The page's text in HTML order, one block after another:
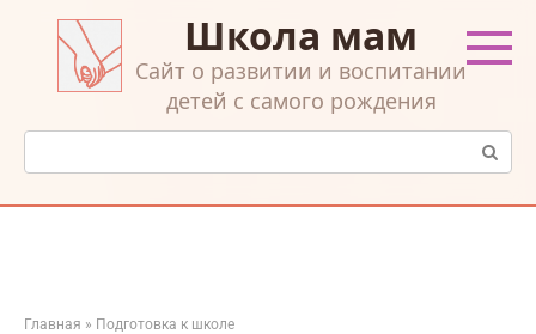
контенту
Школа мам
Cайт о развитии и воспитании
детей с самого рождения
Поиск:
Главная » Подготовка к школе